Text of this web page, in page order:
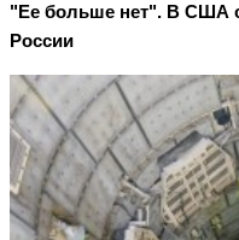
"Ее больше нет". В США
России